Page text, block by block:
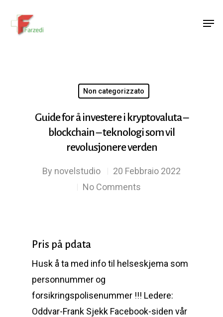
Non categorizzato
Guide for å investere i kryptovaluta –
blockchain – teknologi som vil
revolusjonere verden
By novelstudio
20 Febbraio 2022
No Comments
Pris på pdata
Husk å ta med info til helseskjema som
personnummer og
forsikringspolisenummer !!! Ledere:
Oddvar-Frank Sjekk Facebook-siden vår